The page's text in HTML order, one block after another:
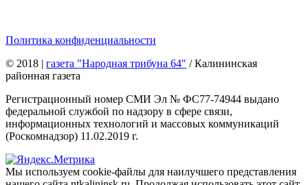
Политика конфиденциальности
© 2018 | газета "Народная трибуна 64" / Калининская
районная газета
Регистрационный номер СМИ Эл № ФС77-74944 выдано
федеральной службой по надзору в сфере связи,
информационных технологий и массовых коммуникаций
(Роскомнадзор) 11.02.2019 г.
Мы используем cookie-файлы для наилучшего представления